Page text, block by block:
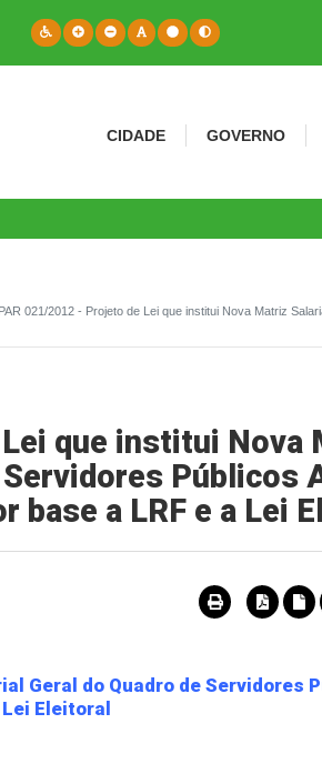
CIDADE GOVERNO
PAR 021/2012 - Projeto de Lei que institui Nova Matriz
que institui Nova
Públicos
base a LRF e a Lei
Geral do Quadro de Servidores
Eleitoral